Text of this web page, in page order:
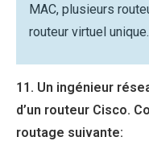
MAC, plusieurs
routeur virtuel unique.
11. Un ingénieur
d’un routeur Cisco.
routage suivante: